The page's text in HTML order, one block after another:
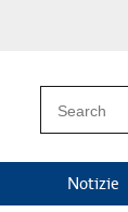
Notizie